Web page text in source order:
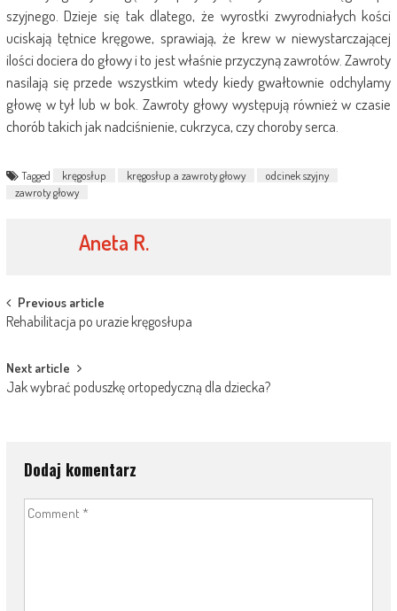
szyjnego. Dzieje się tak dlatego, że wyrostki zwyrodniałych kości
uciskają tętnice kręgowe, sprawiają, że krew w niewystarczającej
ilości dociera do głowy i to jest właśnie przyczyną zawrotów. Zawroty
nasilają się przede wszystkim wtedy kiedy gwałtownie odchylamy
głowę w tył lub w bok. Zawroty głowy występują również w czasie
chorób takich jak nadciśnienie, cukrzyca, czy choroby serca.
Tagged kręgosłup kręgosłup a zawroty głowy
odcinek szyjny
zawroty głowy
Aneta R.
Post
navigation
Previous article
Rehabilitacja po urazie kręgosłupa
Next article
Jak wybrać poduszkę ortopedyczną dla dziecka?
Dodaj komentarz